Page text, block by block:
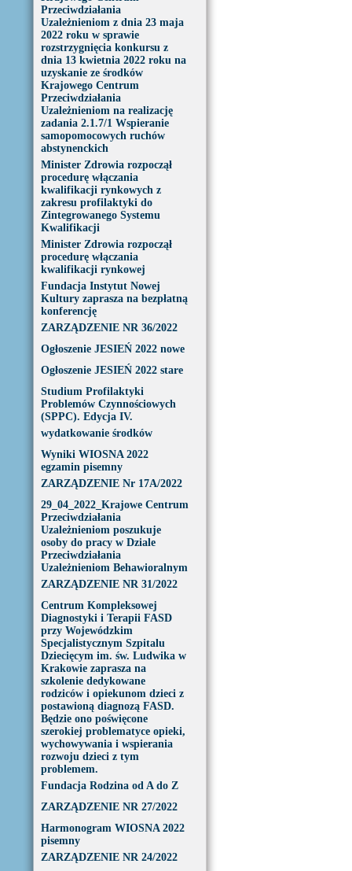
Przeciwdziałania
Uzależnieniom z dnia 23 maja
2022 roku w sprawie
rozstrzygnięcia konkursu z
dnia 13 kwietnia 2022 roku na
uzyskanie ze środków
Krajowego Centrum
Przeciwdziałania
Uzależnieniom na realizację
zadania 2.1.7/1 Wspieranie
samopomocowych ruchów
abstynenckich
Minister Zdrowia rozpoczął
procedurę włączania
kwalifikacji rynkowych z
zakresu profilaktyki do
Zintegrowanego Systemu
Kwalifikacji
Minister Zdrowia rozpoczął
procedurę włączania
kwalifikacji rynkowej
Fundacja Instytut Nowej
Kultury zaprasza na bezpłatną
konferencję
ZARZĄDZENIE NR 36/2022
Ogłoszenie JESIEŃ 2022 nowe
Ogłoszenie JESIEŃ 2022 stare
Studium Profilaktyki
Problemów Czynnościowych
(SPPC). Edycja IV.
wydatkowanie środków
Wyniki WIOSNA 2022
egzamin pisemny
ZARZĄDZENIE Nr 17A/2022
29_04_2022_Krajowe Centrum
Przeciwdziałania
Uzależnieniom poszukuje
osoby do pracy w Dziale
Przeciwdziałania
Uzależnieniom Behawioralnym
ZARZĄDZENIE NR 31/2022
Centrum Kompleksowej
Diagnostyki i Terapii FASD
przy Wojewódzkim
Specjalistycznym Szpitalu
Dziecięcym im. św. Ludwika w
Krakowie zaprasza na
szkolenie dedykowane
rodziców i opiekunom dzieci z
postawioną diagnozą FASD.
Będzie ono poświęcone
szerokiej problematyce opieki,
wychowywania i wspierania
rozwoju dzieci z tym
problemem.
Fundacja Rodzina od A do Z
ZARZĄDZENIE NR 27/2022
Harmonogram WIOSNA 2022
pisemny
ZARZĄDZENIE NR 24/2022